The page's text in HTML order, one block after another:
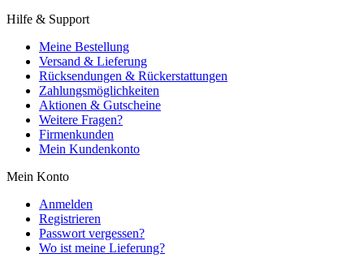
Hilfe & Support
Meine Bestellung
Versand & Lieferung
Rücksendungen & Rückerstattungen
Zahlungsmöglichkeiten
Aktionen & Gutscheine
Weitere Fragen?
Firmenkunden
Mein Kundenkonto
Mein Konto
Anmelden
Registrieren
Passwort vergessen?
Wo ist meine Lieferung?